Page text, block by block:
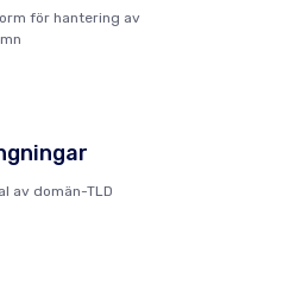
för hantering av
av domän-TLD